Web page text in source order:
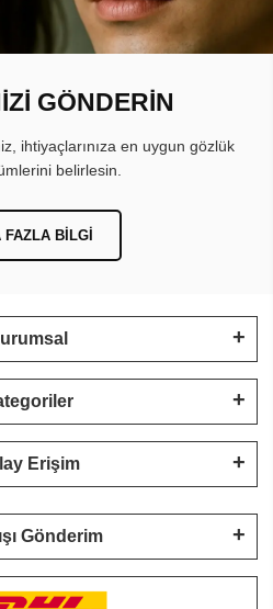
GÖNDERİN
ihtiyaçlarınıza en uygun gözlük
belirlesin.
FAZLA BILGI
Erişim
Gönderim